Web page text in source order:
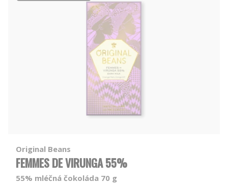
Original Beans
FEMMES DE VIRUNGA 55%
55% mléčná čokoláda 70 g